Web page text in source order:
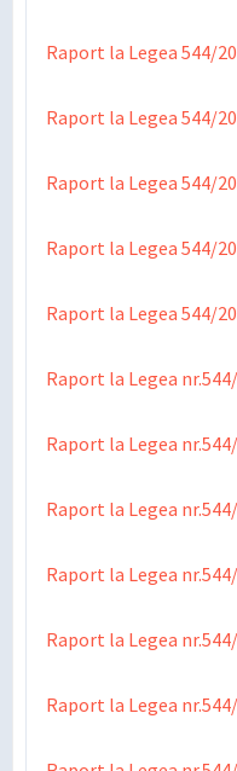
Raport la Legea 544/
Raport la Legea 544/
Raport la Legea 544/
Raport la Legea 544/
Raport la Legea 544/
Raport la Legea
Raport la Legea
Raport la Legea
Raport la Legea
Raport la Legea
Raport la Legea